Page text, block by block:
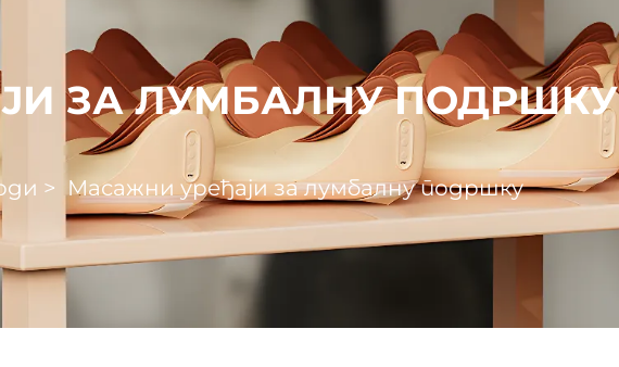
ЗА ЛУМБАЛНУ ПОДРШКУ
> Масажни уређаји за лумбалну подршку